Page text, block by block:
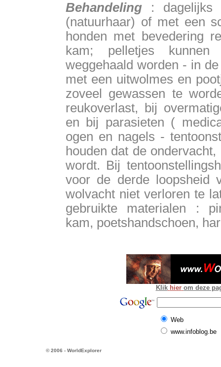
Behandeling : dagelijks
(natuurhaar) of met een
honden met bevedering
kam; pelletjes
weggehaald worden - in
met een uitwolmes en
zoveel gewassen te
reukoverlast, bij
en bij parasieten (
ogen en nagels -
houden dat de
wordt. Bij
voor de derde loopsheid
wolvacht niet verloren te
gebruikte materialen :
kam, poetshandschoen,
Klik hier om deze
Web
www.infoblog.be
© 2006 - WorldExplorer